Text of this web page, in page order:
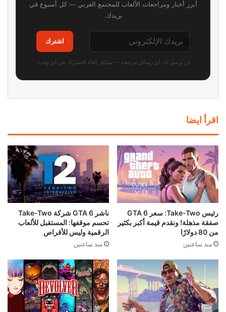
أبرز أخبار ومراجعات الألعاب للمجتمع العربي — كل أسبوع في
بريدك.
اشترك
لن نرسل لك أي رسائل مزعجة — يمكنك إلغاء الاشتراك في أي وقت.
اقرأ ايضا
رئيس Take-Two: سعر GTA 6
صفقة مذهلة! ونقدم قيمة أكبر بكثير
من 80 دولارًا
منذ ساعتين
ناشر GTA 6 شركة Take-Two
تحسم موقفها: المستقبل للألعاب
الرقمية وليس للأقراص
منذ ساعتين